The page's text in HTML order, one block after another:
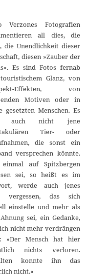
Verzones Fotografien
all dies, die
die Unendlichkeit dieser
diesen »Zauber der
Es sind Fotos fernab
Glanz, von
Effekten, von
Motiven oder in
gesetzten Menschen. Es
auch nicht jene
Tier- oder
die sonst ein
versprechen könnte.
auf Spitzbergen
sei, so heißt es im
werde auch jenes
vergessen, das sich
einstelle und mehr als
sei, ein Gedanke,
nicht mehr verdrängen
»Der Mensch hat hier
nichts verloren.
konnte ihn das
nicht.«